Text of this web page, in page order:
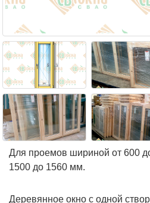
Для проемов шириной от 600
1500 до 1560 мм.
Деревянное окно с одной